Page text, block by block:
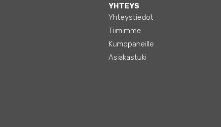
YHTEYS
Yhteystiedot
Tiimimme
Kumppaneille
Asiakastuki